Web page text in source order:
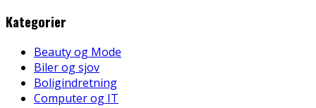
Kategorier
Beauty og Mode
Biler og sjov
Boligindretning
Computer og IT